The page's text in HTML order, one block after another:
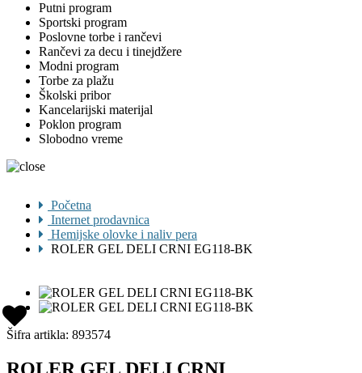
Putni program
Sportski program
Poslovne torbe i rančevi
Rančevi za decu i tinejdžere
Modni program
Torbe za plažu
Školski pribor
Kancelarijski materijal
Poklon program
Slobodno vreme
Početna
Internet prodavnica
Hemijske olovke i naliv pera
ROLER GEL DELI CRNI EG118-BK
Šifra artikla: 893574